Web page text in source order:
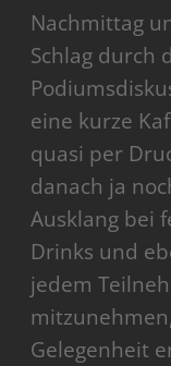
Nachmittag
Schlag durch
eine kurze
quasi per
danach ja
Ausklang bei
Drinks und
jedem
Gelegenheit